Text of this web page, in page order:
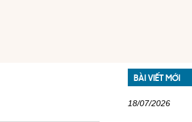
BÀI VIẾT MỚI
18/07/2026